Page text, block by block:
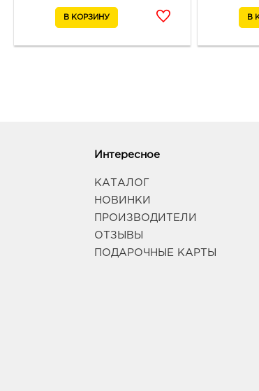
Интересное
КАТАЛОГ
НОВИНКИ
ПРОИЗВОДИТЕЛИ
ОТЗЫВЫ
ПОДАРОЧНЫЕ КАРТЫ